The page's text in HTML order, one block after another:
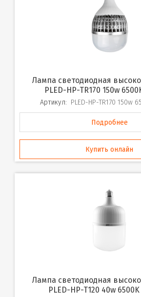
Лампа светодиодная высокой мощности
PLED-HP-TR170 150w
Артикул: PLED-HP-TR170 150w
Подробнее
Купить онлайн
Лампа светодиодная высокой мощности
PLED-HP-T120 40w